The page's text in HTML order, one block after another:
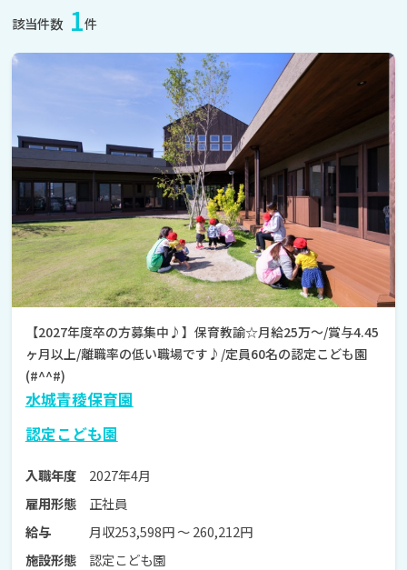
該当件数 1件
【2027年度卒の方募集中♪】保育教諭☆月給25万～/賞与4.45
ヶ月以上/離職率の低い職場です♪/定員60名の認定こども園
(#^^#)
水城青稜保育園
認定こども園
入職年度
2027年4月
雇用形態
正社員
給与
月収253,598円 〜 260,212円
施設形態
認定こども園